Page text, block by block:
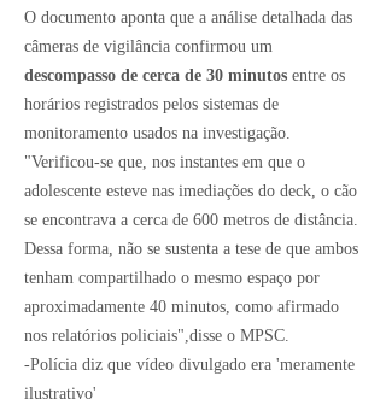
O documento aponta que a análise detalhada das
câmeras de vigilância confirmou um
descompasso de cerca de 30 minutos entre os
horários registrados pelos sistemas de
monitoramento usados na investigação.
"Verificou‑se que, nos instantes em que o
adolescente esteve nas imediações do deck, o cão
se encontrava a cerca de 600 metros de distância.
Dessa forma, não se sustenta a tese de que ambos
tenham compartilhado o mesmo espaço por
aproximadamente 40 minutos, como afirmado
nos relatórios policiais",disse o MPSC.
-Polícia diz que vídeo divulgado era 'meramente
ilustrativo'